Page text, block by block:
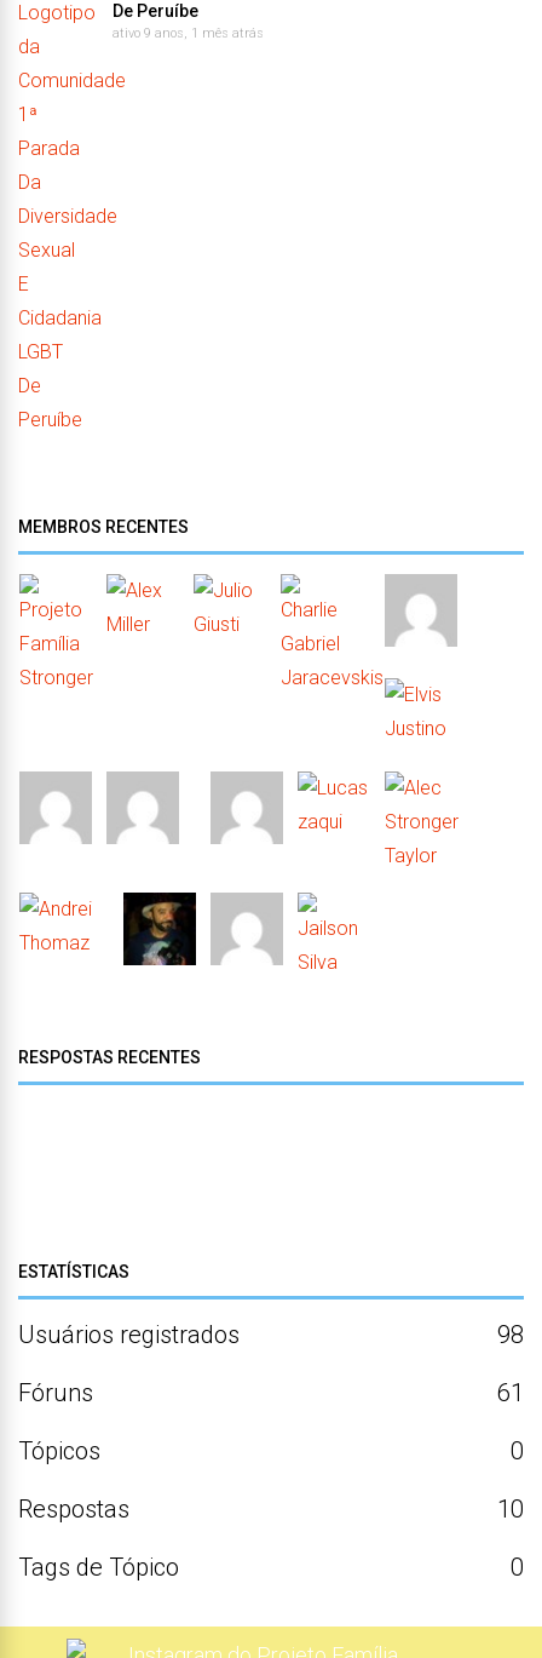
De Peruíbe
ativo 9 anos, 1 mês atrás
MEMBROS RECENTES
RESPOSTAS RECENTES
ESTATÍSTICAS
Usuários registrados
98
Fóruns
61
Tópicos
0
Respostas
10
Tags de Tópico
0